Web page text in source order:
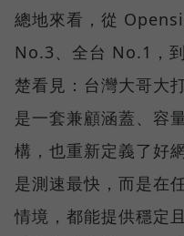
總地來看，從
No.3、全台 No.1，
楚看見：台灣大哥大
是一套兼顧涵蓋、容
構，也重新定義了好
是測速最快，而是在
情境，都能提供穩定